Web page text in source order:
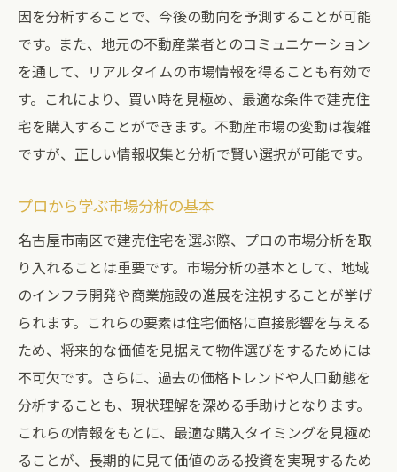
因を分析することで、今後の動向を予測することが可能
です。また、地元の不動産業者とのコミュニケーション
を通して、リアルタイムの市場情報を得ることも有効で
す。これにより、買い時を見極め、最適な条件で建売住
宅を購入することができます。不動産市場の変動は複雑
ですが、正しい情報収集と分析で賢い選択が可能です。
プロから学ぶ市場分析の基本
名古屋市南区で建売住宅を選ぶ際、プロの市場分析を取
り入れることは重要です。市場分析の基本として、地域
のインフラ開発や商業施設の進展を注視することが挙げ
られます。これらの要素は住宅価格に直接影響を与える
ため、将来的な価値を見据えて物件選びをするためには
不可欠です。さらに、過去の価格トレンドや人口動態を
分析することも、現状理解を深める手助けとなります。
これらの情報をもとに、最適な購入タイミングを見極め
ることが、長期的に見て価値のある投資を実現するため